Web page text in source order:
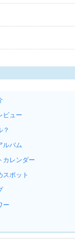
ビュー
？
ルバム
カレンダー
スポット
ー